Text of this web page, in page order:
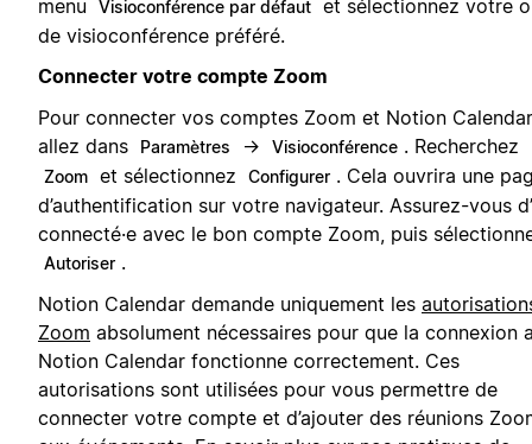
menu
Visioconférence par défaut et sélectionnez votre
de visioconférence préféré.
Connecter votre compte Zoom
Pour connecter vos comptes Zoom et Notion
allez dans
Paramètres → Visioconférence . Recherchez
Zoom et sélectionnez Configurer . Cela ouvrira une
d’authentification sur votre navigateur. Assurez-vous
connecté·e avec le bon compte Zoom, puis
Autoriser .
Notion Calendar demande uniquement les
Zoom absolument nécessaires pour que la connexion
Notion Calendar fonctionne correctement. Ces
autorisations sont utilisées pour vous permettre de
connecter votre compte et d’ajouter des réunions